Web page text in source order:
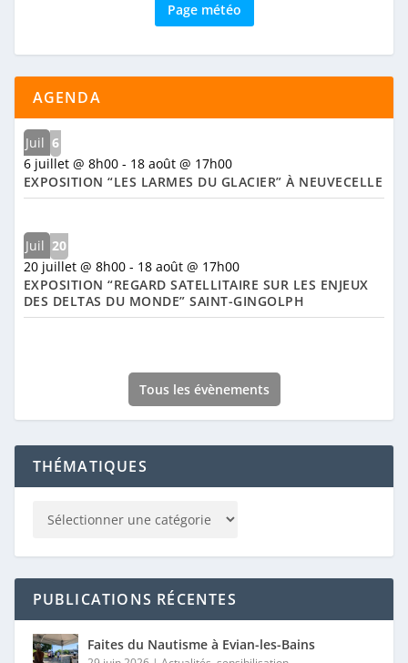
Page météo
AGENDA
Juil 6
6 juillet @ 8h00- 18 août @ 17h00
EXPOSITION “LES LARMES DU GLACIER” À NEUVECELLE
Juil 20
20 juillet @ 8h00- 18 août @ 17h00
EXPOSITION “REGARD SATELLITAIRE SUR LES ENJEUX
DES DELTAS DU MONDE” SAINT-GINGOLPH
Tous les évènements
THÉMATIQUES
PUBLICATIONS RÉCENTES
Faites du Nautisme à Evian-les-Bains